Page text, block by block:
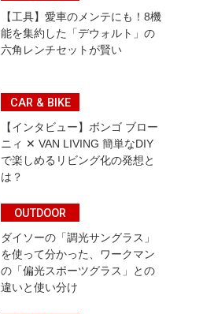
【工具】愛車のメンテにも！8機
能を集約した「デウォルト」の
六角レンチセットが賢い
CAR & BIKE
【インタビュー】ボンゴ ブロー
ニィ ✕ VAN LIVING 簡単なDIY
で楽しめるリビング化の発想と
は？
OUTDOOR
ダイソーの「調光サングラス」
を使って分かった、ワークマン
の「偏光スポーツグラス」との
違いと使い分け